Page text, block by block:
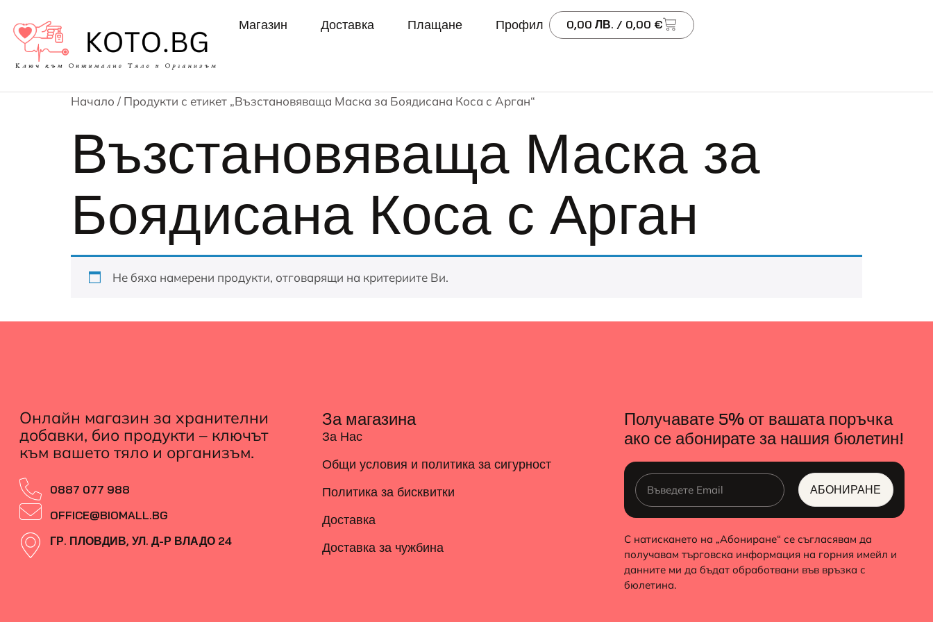
Магазин Доставка Плащане Профил 0,00 ЛВ. / 0,00 €
Начало / Продукти с етикет „Възстановяваща Маска за Боядисана Коса с Арган“
Възстановяваща Маска за
Боядисана Коса с Арган
Не бяха намерени продукти, отговарящи на критериите Ви.
Онлайн магазин за хранителни
добавки, био продукти – ключът
към вашето тяло и организъм.
0887 077 988
OFFICE@BIOMALL.BG
ГР. ПЛОВДИВ, УЛ. Д-Р ВЛАДО 24
За магазина
За Нас
Общи условия и политика за сигурност
Политика за бисквитки
Доставка
Доставка за чужбина
Получавате 5% от вашата поръчка
ако се абонирате за нашия бюлетин!
АБОНИРАНЕ
ALTERNATIVE:
С натискането на „Абониране“ се съгласявам да
получавам търговска информация на горния имейл и
данните ми да бъдат обработвани във връзка с
бюлетина.